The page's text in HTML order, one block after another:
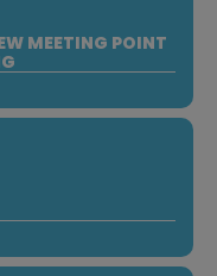
MEETING POINT